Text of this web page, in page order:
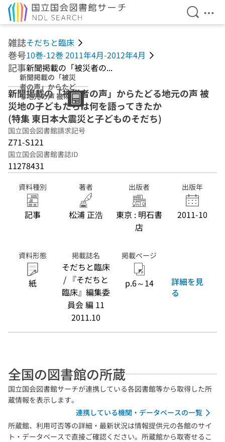
検索を
メ
雑誌そだちと臨床
巻号10巻-12巻 2011年4月-2012年4月
記事新聞掲載の「被災者の...
新聞掲載の「被災
者の声」からたど
る地元の声 被災
地の子どもたちは
何を語ってきたか
(特集 東日本大震
災と子どものそだ
ち)
新聞掲載の「被災者の声」からたどる地元の声 被
災地の子どもたちは何を語ってきたか
(特集 東日本大震災と子どものそだち)
国立国会図書館請求記号
Z71-S121
国立国会図書館書誌ID
11278431
資料種別
記事
著者
松浦 正浩
出版者
東京 : 明石書
店
出版年
2011-10
資料形態
紙
掲載誌名
そだちと臨床
/ 『そだちと
臨床』編集委
員会 編 11
2011.10
掲載ページ
p.6～14
詳細を見
る
全国の図書館の所蔵
国立国会図書館サーチが連携している各図書館等から取得した所
蔵情報を表示します。
連携している機関・データベースの一覧
所蔵館、利用可否等の詳細・最新状況は情報提供元の各館のサイ
ト・データベースで直接ご確認ください。所蔵館から取寄せるこ